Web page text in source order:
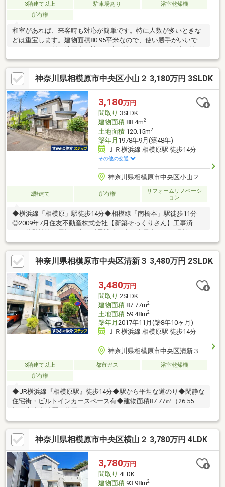
3階建て以上 駐車場あり
浴室乾燥機
所有権
和室があれば、来客時も対応が簡単です。特に人数が多いときな
どは重宝します。建物面積80.95平米なので、使い勝手がいいで
ています。来訪者を確認できる、TVインターホン付きです。浴室
乾燥機付きの物件は、浴室乾燥機のスイッチを入れればすぐに湿
気を除去できるためカビや雑菌などの発生が抑えられます。大き
な物などの収納にも、納戸があるので事欠くことはありません。
こちらの物件はキッチンも広々してるので快適に料理ができま
す。
神奈川県相模原市中央区小山２ 3,180万円 3SLDK
3,180万円
間取り 3SLDK
建物面積88.4m2
土地面積120.15m2
築年月 1978年9月(築48年)
ＪＲ横浜線 相模原駅 徒歩14分
その他の交通
神奈川県相模原市中央区小山２
2階建て 所有権
リフォームリノベーシ
ョン
◆横浜線「相模原」駅徒歩14分◆相模線「南橋本」駅徒歩11分
◎2009年7月住友不動産株式会社【新築そっくりさん】工事済
浴室新規・洗面所新規・トイレ新規等〇敷地面積120.15㎡(36.34
坪)○建物面積88.40㎡（26.74坪）○閑静な住宅街〇駅まで平坦
神奈川県相模原市中央区清新３ 3,480万円 2SLDK
3,480万円
間取り 2SLDK
建物面積87.77m2
土地面積59.48m2
築年月 2017年11月(築8年10ヶ月)
ＪＲ横浜線 相模原駅 徒歩14分
神奈川県相模原市中央区清新３
3階建て以上 都市ガス
浴室乾燥機
所有権
◆JR横浜線『相模原駅』徒歩14分◆駅から平坦な道のり◆閑静な
住宅街・ビルトインカースペース有◆建物面積87.77㎡（26.55
神奈川県相模原市中央区横山２ 3,780万円 4LDK
3,780万円
間取り 4LDK
建物面積93.98m2